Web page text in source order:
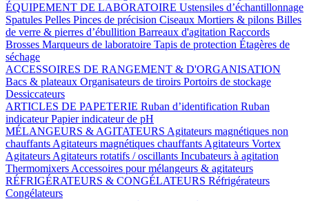
ÉQUIPEMENT DE LABORATOIRE Ustensiles d’échantillonnage
Spatules Pelles Pinces de précision Ciseaux Mortiers & pilons Billes
de verre & pierres d’ébullition Barreaux d'agitation Raccords
Brosses Marqueurs de laboratoire Tapis de protection Étagères de
séchage
ACCESSOIRES DE RANGEMENT & D'ORGANISATION
Bacs & plateaux Organisateurs de tiroirs Portoirs de stockage
Dessiccateurs
ARTICLES DE PAPETERIE Ruban d’identification Ruban
indicateurPapier indicateur de pH
MÉLANGEURS & AGITATEURS Agitateurs magnétiques non
chauffants Agitateurs magnétiques chauffants Agitateurs Vortex
Agitateurs Agitateurs rotatifs / oscillants Incubateurs à agitation
Thermomixers Accessoires pour mélangeurs & agitateurs
RÉFRIGÉRATEURS & CONGÉLATEURS Réfrigérateurs
Congélateurs